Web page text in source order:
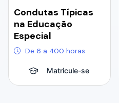
Condutas Típicas
na Educação
Especial
De 6 a 400 horas
Matricule-se